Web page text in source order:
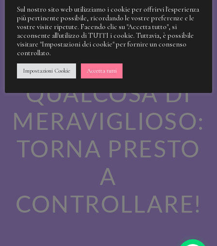
SPORCIZIA!
STIAMO
LAVORANDO A
QUALCOSA DI
MERAVIGLIOSO:
TORNA PRESTO
A
CONTROLLARE!
Sul nostro sito web utilizziamo i cookie per offrirvi l'esperienza
più pertinente possibile, ricordando le vostre preferenze e le
vostre visite ripetute. Facendo clic su "Accetta tutto", si
acconsente all'utilizzo di TUTTI i cookie. Tuttavia, è possibile
visitare "Impostazioni dei cookie" per fornire un consenso
controllato.
Impostazioni Cookie Accetta tutti